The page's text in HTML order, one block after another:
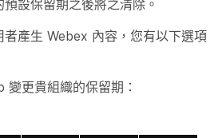
設保留期之後將之清除。
產生 Webex 內容，您有以下選項
更貴組織的保留期：